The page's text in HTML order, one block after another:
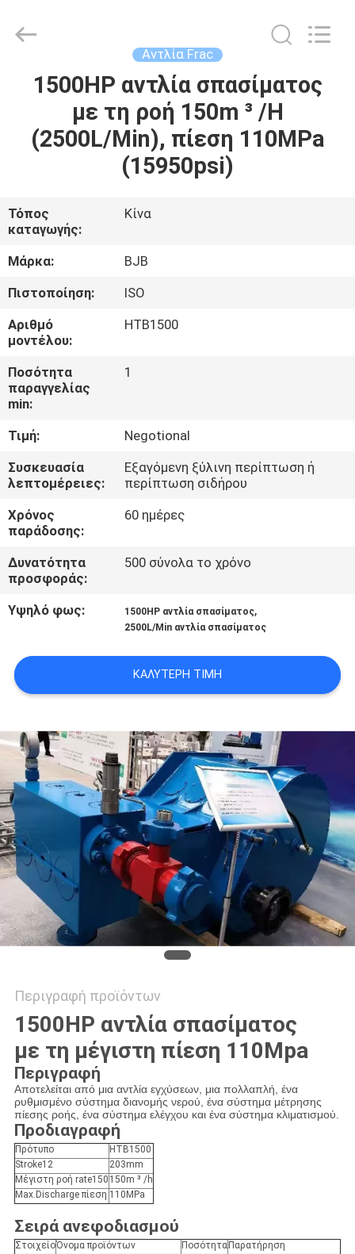
ΣΠΊΤΙ
ΠΡΟΪΌΝΤΑ
ΕΜΕΊΣ
ΓΎΡΟΣ
ΕΡΓΟΣΤΑΣΊΩΝ
ΠΟΙΟΤΙΚΌΣ
ΈΛΕΓΧΟΣ
ΕΛΆΤΕ
ΣΕ
ΕΠΑΦΉ
ΜΕ
ΖΗΤΉΣΤΕ
ΈΝΑ
ΑΠΌΣΠΑΣΜΑ
SITEMAP
PRIVACY
POLICY
Rights
Αντλία Frac
1500HP αντλία σπασίματος
με τη ροή 150m ³ /H
(2500L/Min), πίεση 110MPa
(15950psi)
Τόπος
καταγωγής:
Κίνα
Μάρκα:
BJB
Πιστοποίηση:
ISO
Αριθμό
μοντέλου:
HTB1500
Ποσότητα
παραγγελίας
min:
1
Τιμή:
Negotional
Συσκευασία
λεπτομέρειες:
Εξαγόμενη ξύλινη περίπτωση ή
περίπτωση σιδήρου
Χρόνος
παράδοσης:
60 ημέρες
Δυνατότητα
προσφοράς:
500 σύνολα το χρόνο
Υψηλό φως: 1500HP αντλία σπασίματος,
2500L/Min αντλία σπασίματος
ΚΑΛΎΤΕΡΗ ΤΙΜΉ
Περιγραφή προϊόντων
1500HP αντλία σπασίματος
με τη μέγιστη πίεση 110Mpa
Περιγραφή
Αποτελείται από μια αντλία εγχύσεων, μια πολλαπλή, ένα
ρυθμισμένο σύστημα διανομής νερού, ένα σύστημα μέτρησης
πίεσης ροής, ένα σύστημα ελέγχου και ένα σύστημα κλιματισμού.
Προδιαγραφή
Πρότυπο
HTB1500
Stroke12
203mm
Μέγιστη ροή rate150 150m ³ /h
Max.Discharge πίεση 110MPa
Σειρά ανεφοδιασμού
ΣτοιχείοΌνομα προϊόντων Ποσότητα Παρατήρηση